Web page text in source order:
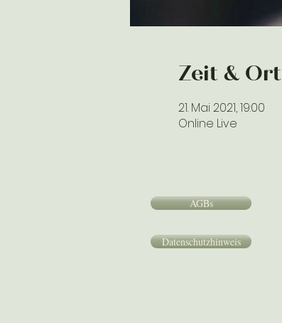
Zeit & Ort
21. Mai 2021, 19:00
Online Live
AGBs
Datenschutzhinweis